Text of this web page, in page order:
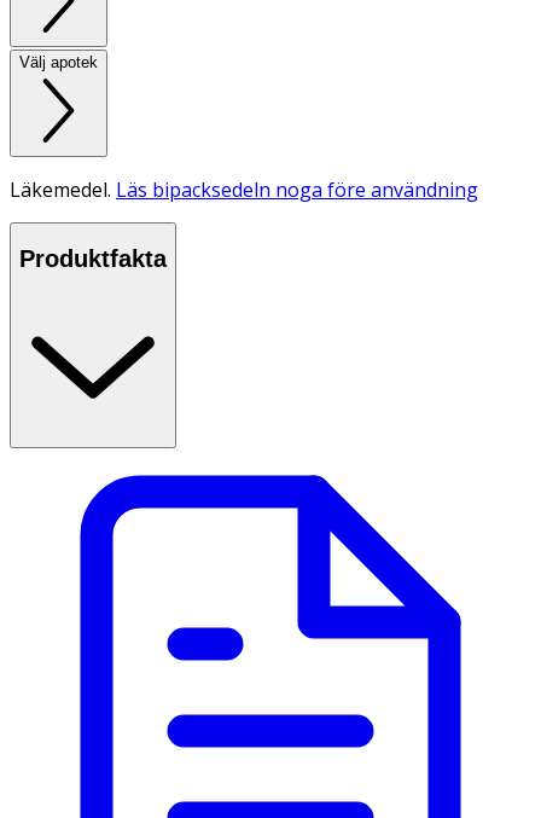
Välj apotek
Läkemedel. Läs bipacksedeln noga före användning
Produktfakta